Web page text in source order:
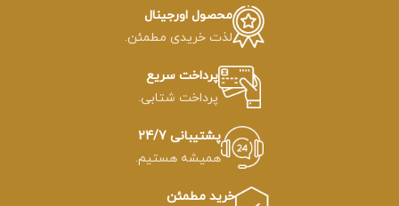
محصول اورجینال
لذت خریدی مطمئن.
پرداخت سریع
پرداخت شتابی.
پشتیبانی 24/7
همیشه هستیم.
خرید مطمئن